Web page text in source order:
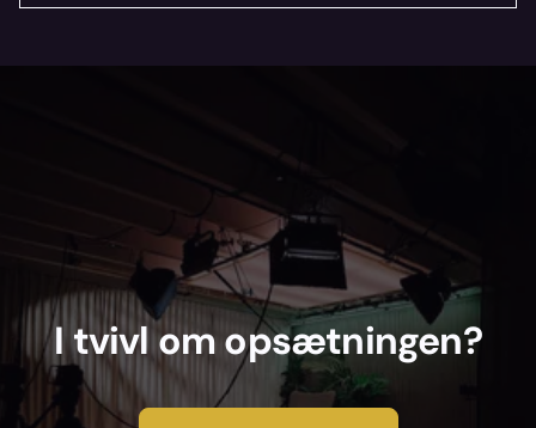
løsning.
I tvivl om opsætningen?